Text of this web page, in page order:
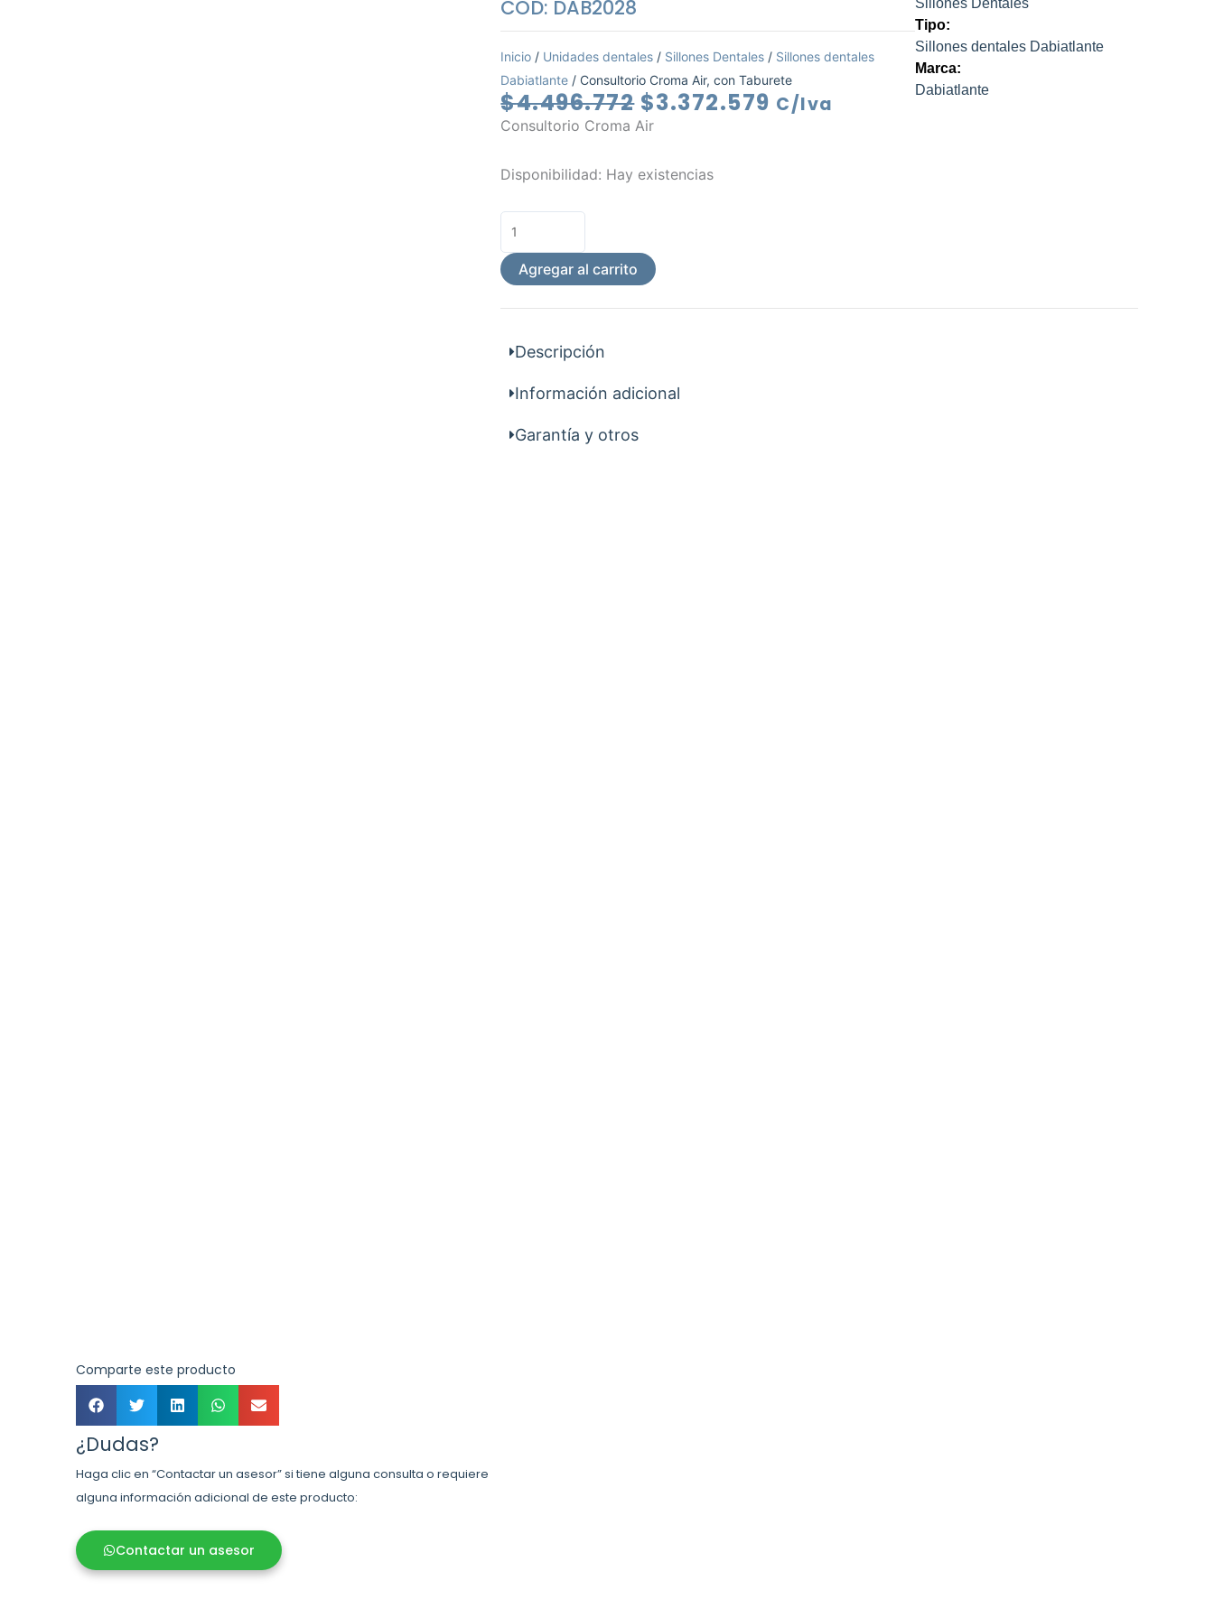
Comparte este producto
¿Dudas?
Haga clic en “Contactar un asesor” si tiene alguna consulta o requiere
alguna información adicional de este producto:
Contactar un asesor
COD: DAB2028
Inicio / Unidades dentales / Sillones Dentales / Sillones dentales
Dabiatlante / Consultorio Croma Air, con Taburete
$4.496.772 El
precio
era:
$4.496.772.
$3.372.579 El
precio
C/Iva
Consultorio Croma Air
Disponibilidad: Hay existencias
Consultorio
Air,
Taburete
cantidad
Agregar al carrito
Sillones Dentales
Tipo:
Sillones dentales Dabiatlante
Marca:
Dabiatlante
Descripción
Información adicional
Garantía y otros